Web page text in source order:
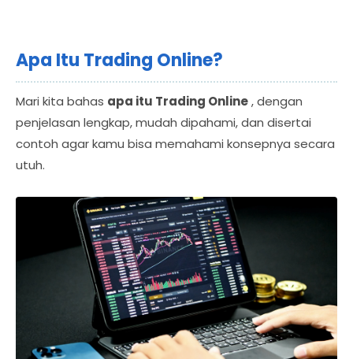
Apa Itu Trading Online?
Mari kita bahas apa itu Trading Online, dengan
penjelasan lengkap, mudah dipahami, dan disertai
contoh agar kamu bisa memahami konsepnya secara
utuh.